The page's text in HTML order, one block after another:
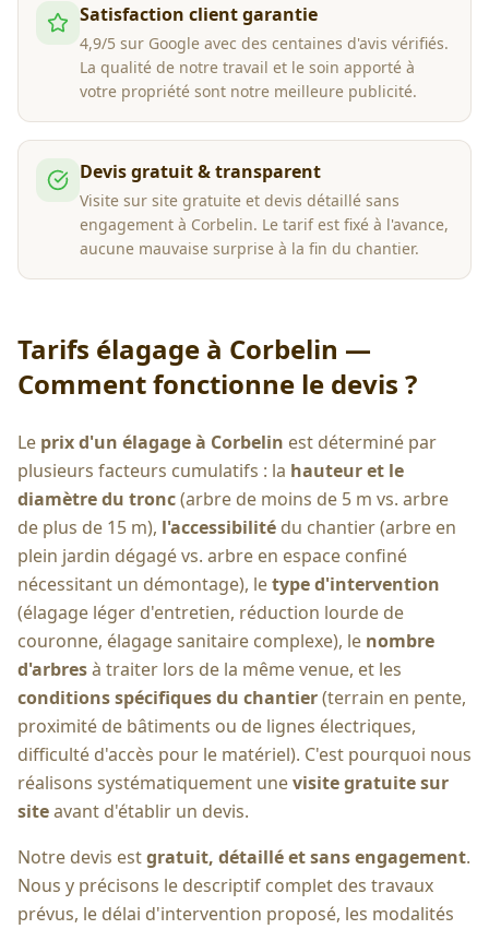
Satisfaction client garantie
4,9/5 sur Google avec des centaines d'avis vérifiés.
La qualité de notre travail et le soin apporté à
votre propriété sont notre meilleure publicité.
Devis gratuit & transparent
Visite sur site gratuite et devis détaillé sans
engagement à Corbelin. Le tarif est fixé à l'avance,
aucune mauvaise surprise à la fin du chantier.
Tarifs élagage à Corbelin —
Comment fonctionne le devis ?
Le prix d'un élagage à Corbelin est déterminé par
plusieurs facteurs cumulatifs : la hauteur et le
diamètre du tronc(arbre de moins de 5 m vs. arbre
de plus de 15 m), l'accessibilité du chantier (arbre en
plein jardin dégagé vs. arbre en espace confiné
nécessitant un démontage), letype d'intervention
(élagage léger d'entretien, réduction lourde de
couronne, élagage sanitaire complexe), le nombre
d'arbresà traiter lors de la même venue, et les
conditions spécifiques du chantier(terrain en pente,
proximité de bâtiments ou de lignes électriques,
difficulté d'accès pour le matériel). C'est pourquoi nous
réalisons systématiquement unevisite gratuite sur
siteavant d'établir un devis.
Notre devis estgratuit, détaillé et sans engagement.
Nous y précisons le descriptif complet des travaux
prévus, le délai d'intervention proposé, les modalités